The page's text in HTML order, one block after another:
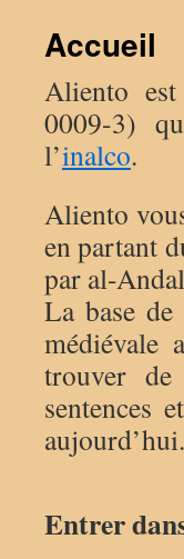
Accueil
Aliento
0009-3)
l’inalco.
Aliento
en partant
par al-
La base de
médiévale
trouver de
sentences
aujourd’hui.
Entrer